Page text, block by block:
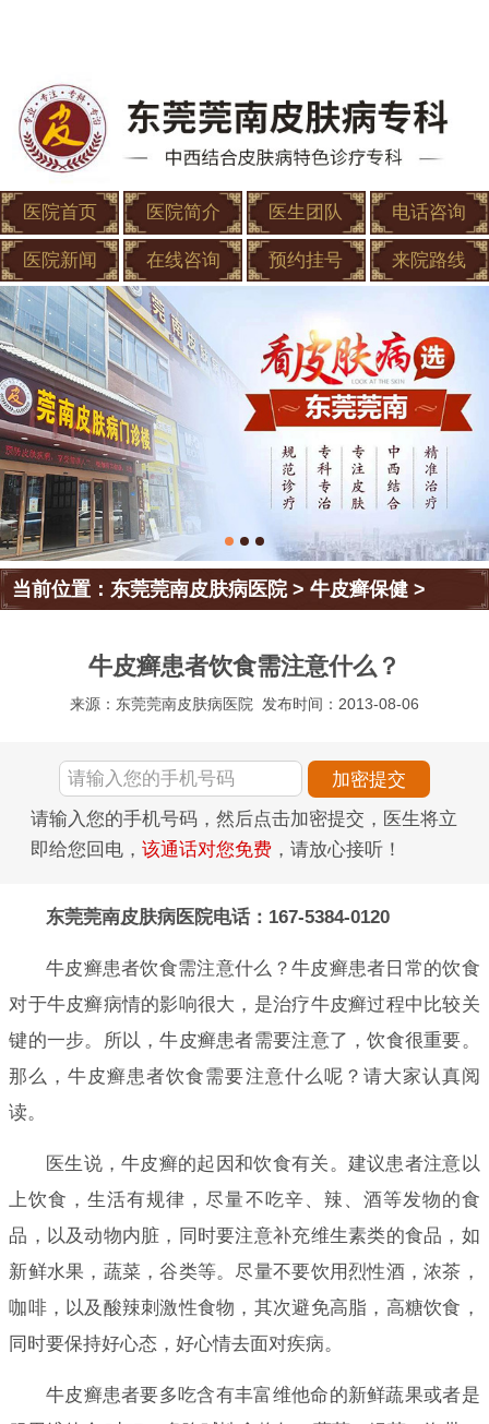
医院首页 医院简介 医生团队 电话咨询
医院新闻 在线咨询 预约挂号 来院路线
当前位置：东莞莞南皮肤病医院>牛皮癣保健 >
牛皮癣患者饮食需注意什么？
来源：东莞莞南皮肤病医院 发布时间：2013-08-06
请输入您的手机号码，然后点击加密提交，医生将立
即给您回电， 该通话对您免费 ，请放心接听！
东莞莞南皮肤病医院电话：167-5384-0120
牛皮癣患者饮食需注意什么？牛皮癣患者日常的饮食
对于牛皮癣病情的影响很大，是治疗牛皮癣过程中比较关
键的一步。所以，牛皮癣患者需要注意了，饮食很重要。
那么，牛皮癣患者饮食需要注意什么呢？请大家认真阅
读。
医生说，牛皮癣的起因和饮食有关。建议患者注意以
上饮食，生活有规律，尽量不吃辛、辣、酒等发物的食
品，以及动物内脏，同时要注意补充维生素类的食品，如
新鲜水果，蔬菜，谷类等。尽量不要饮用烈性酒，浓茶，
咖啡，以及酸辣刺激性食物，其次避免高脂，高糖饮食，
同时要保持好心态，好心情去面对疾病。
牛皮癣患者要多吃含有丰富维他命的新鲜蔬果或者是